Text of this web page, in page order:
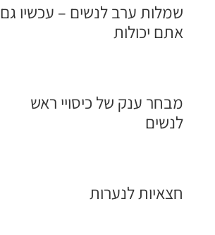
שמלות ערב לנשים – עכשיו גם
אתם יכולות
מבחר ענק של כיסויי ראש
לנשים
חצאיות לנערות